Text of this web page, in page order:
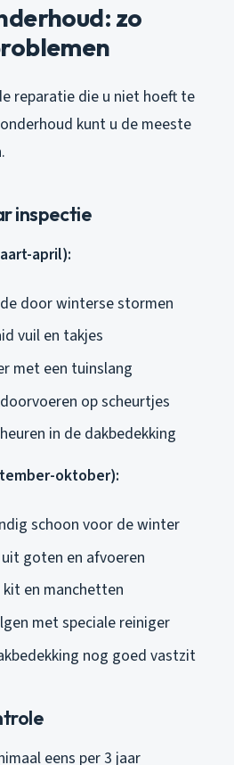
zo
reparatie die u niet hoeft te
kunt u de meeste
inspectie
april):
door winterse stormen
vuil en takjes
met een tuinslang
op scheurtjes
in de dakbedekking
oktober):
schoon voor de winter
goten en afvoeren
en manchetten
met speciale reiniger
nog goed vastzit
eens per 3 jaar